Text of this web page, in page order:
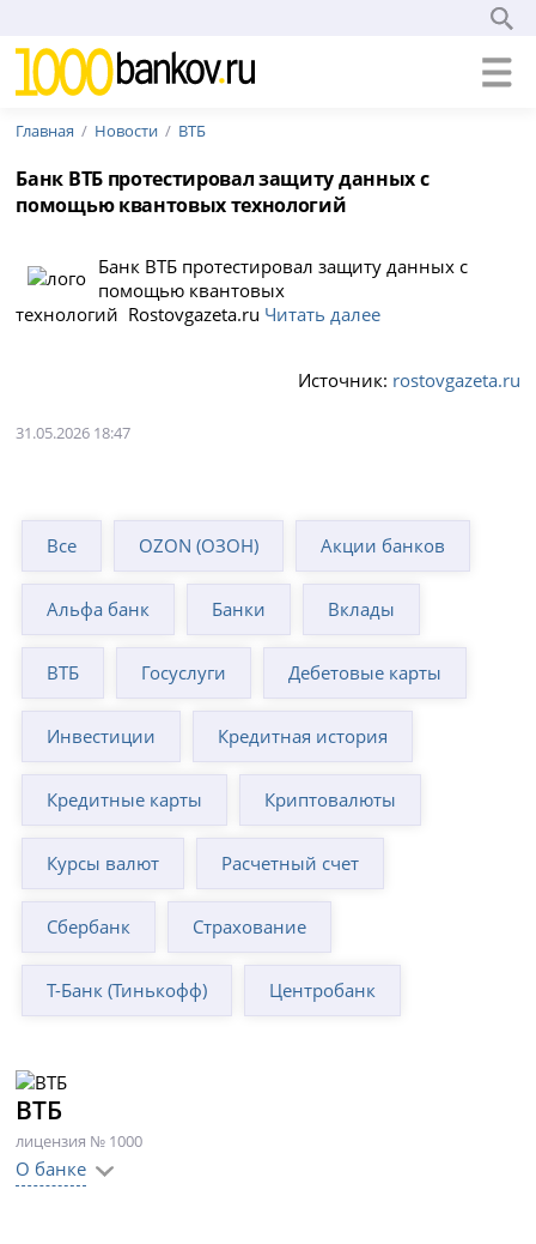
Главная Новости ВТБ
Банк ВТБ протестировал защиту данных с
помощью квантовых технологий
Банк ВТБ протестировал защиту данных с
помощью квантовых
технологий Rostovgazeta.ru Читать далее
Источник: rostovgazeta.ru
31.05.2026 18:47
Все OZON (ОЗОН) Акции банков
Альфа банк Банки Вклады
ВТБ Госуслуги Дебетовые карты
Инвестиции Кредитная история
Кредитные карты Криптовалюты
Курсы валют Расчетный счет
Сбербанк Страхование
Т-Банк (Тинькофф) Центробанк
ВТБ
лицензия № 1000
О банке